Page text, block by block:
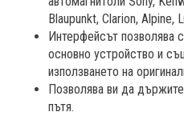
Blaupunkt, Clarion, Alpine,
Интерфейсът позволява
основно устройство и
използването на
Позволява ви да
пътя.